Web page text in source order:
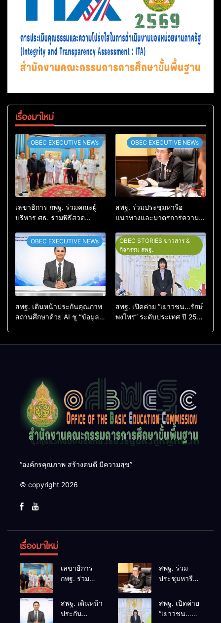
เรื่องมาใหม่
OBEC EXECUTIVE NEWs
เลขาธิการ กพฐ. ร่วมคณะผู้
บริหาร ศธ. ร่วมพิธีสวด
รุนแรงในโรงเรียน พร้อมให้
กำลังใจครอบครัว
OBEC EXECUTIVE NEWs
สพฐ. ร่วมประชุมหารือ
แนวทางและมาตรการความ
การดูแลความปลอดภัยครบทุก
มิติ
OBEC EXECUTIVE NEWs
สพฐ. เดินหน้าประกันคุณภาพ
สถานศึกษาด้วย AI ชู “ข้อมูล
OBEC STORIES ข่าวสาร &
กิจกรรม สพฐ.
สพฐ. เปิดค่าย “เยาวชน…รักษ์
พงไพร” ระดับประเทศ ปี 2569
“องค์กรคุณภาพ สร้างคนดี มีความสุข”
© copyright 2026
เรื่องมาใหม่
เลขาธิการ
กพฐ. ร่วม
ศธ. ร่วมพิธี
สวดอภิธรรม
สพฐ. ร่วม
ประชุมหารือ
มาตรการ
ความปลอดภัย
สพฐ. เดินหน้า
ประกัน
สพฐ. เปิดค่าย
“เยาวชน…